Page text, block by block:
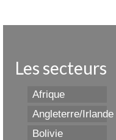
Les secteurs
Afrique
Angleterre/Irlande
Bolivie